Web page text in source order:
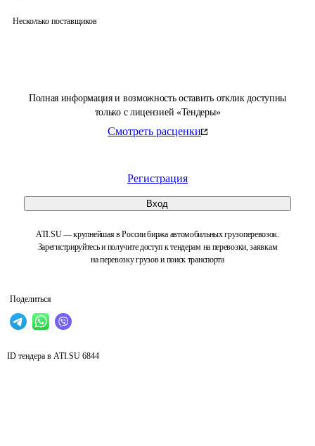
Полная информация и возможность оставить отклик доступны
только с лицензией «Тендеры»
Смотреть расценки
Регистрация
Вход
ATI.SU — крупнейшая в России биржа автомобильных грузоперевозок.
Зарегистрируйтесь и получите доступ к тендерам на перевозки, заявкам
на перевозку грузов и поиск транспорта
Поделиться
Несколько поставщиков
ID тендера в ATI.SU 6844